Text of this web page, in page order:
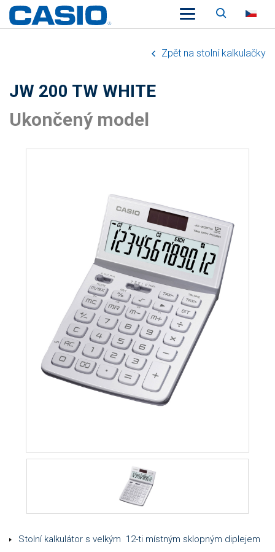
Zpět na stolní kalkulačky
JW 200 TW WHITE
Ukončený model
Stolní kalkulátor s velkým 12-ti místným sklopným diplejem